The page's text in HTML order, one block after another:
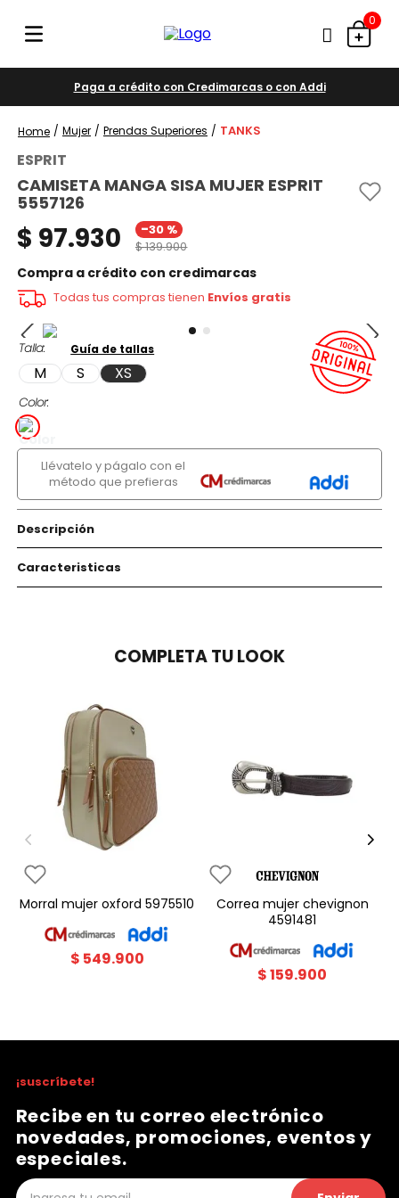
0
Paga a crédito con Credimarcas o con Addi
Mujer Prendas Superiores TANKS
ESPRIT
CAMISETA MANGA SISA MUJER ESPRIT
5557126
$ 97.930 -30 %
$139.900
Compra a crédito con credimarcas
Todas tus compras tienen Envíos gratis
Talla
M S XS
Color
Guía de tallas
Llévatelo y págalo con el
método que prefieras
Descripción
Caracteristicas
COMPLETA TU LOOK
morral mujer oxford 5975510
$ 549.900
correa mujer chevignon
4591481
$159.900
¡suscríbete!
Recibe en tu correo electrónico
novedades, promociones, eventos y
especiales.